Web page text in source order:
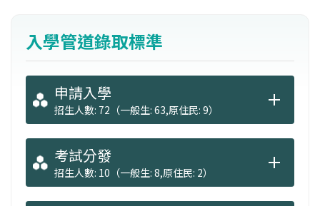
費、住宿費及零用金等，畢業後可至慈濟醫療
志業相關醫院從事護理工作。
入學管道錄取標準
申請入學
招生人數: 72（一般生: 63,原住民: 9）
考試分發
招生人數: 10（一般生: 8,原住民: 2）